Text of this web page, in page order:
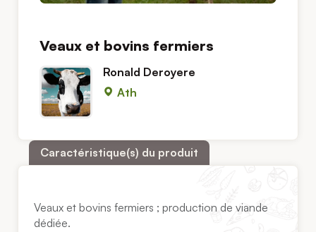
Veaux et bovins fermiers
Ronald Deroyere
Ath
Caractéristique(s) du produit
Veaux et bovins fermiers ; production de viande
dédiée.